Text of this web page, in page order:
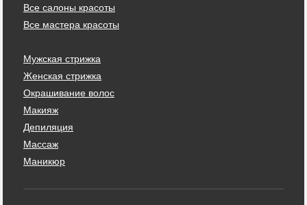
Все салоны красоты
Все мастера красоты
Мужская стрижка
Женская стрижка
Окрашивание волос
Макияж
Депиляция
Массаж
Маникюр